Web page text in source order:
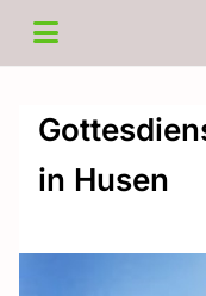
in Husen